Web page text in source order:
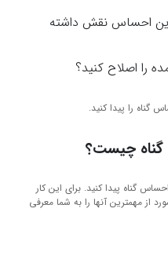
احساس نقش داشته
را اصلاح کنید؟
را پیدا کنید.
گناه چیست؟
گناه پیدا کنید. برای این کار
زیادی وجود دارد که در ادامه، 10 مورد از مهمترین آنها را به شما معرفی